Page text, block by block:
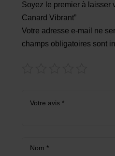
Soyez le premier à laisser
Canard Vibrant”
Votre adresse e-mail ne
champs obligatoires sont